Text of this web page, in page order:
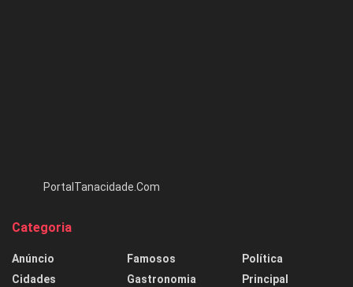
PortalTanacidade.Com
Categoria
Anúncio
Cidades
Famosos
Gastronomia
Política
Principal